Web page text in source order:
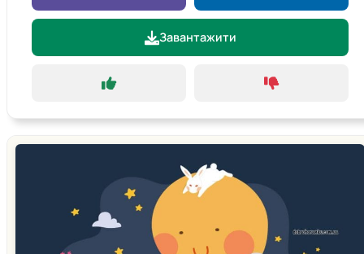
Завантажити